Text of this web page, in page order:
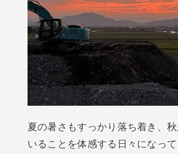
夏の暑さもすっかり落ち着き、
いることを体感する日々になっ